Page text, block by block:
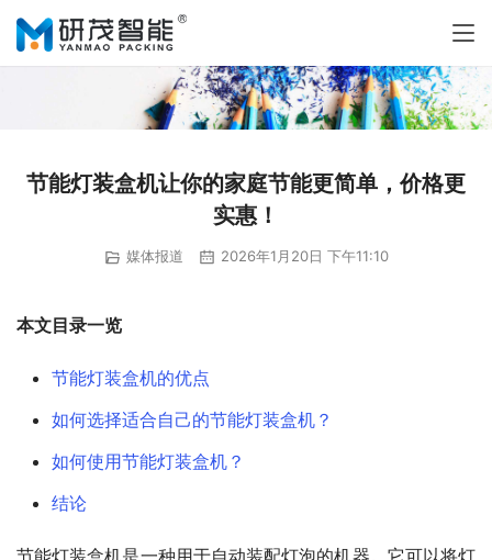
节能灯装盒机让你的家庭节能更简单，价格更
实惠！
媒体报道 2026年1月20日 下午11:10
本文目录一览
节能灯装盒机的优点
如何选择适合自己的节能灯装盒机？
如何使用节能灯装盒机？
结论
节能灯装盒机是一种用于自动装配灯泡的机器。它可以将灯